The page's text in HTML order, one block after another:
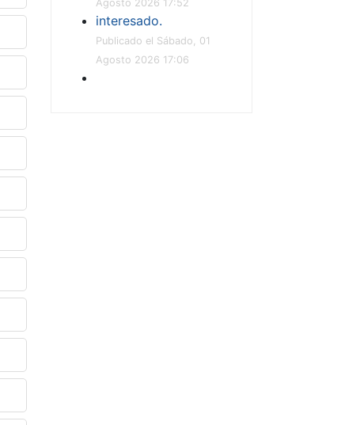
Agosto 2026 17:52
interesado.
Publicado el Sábado, 01
Agosto 2026 17:06